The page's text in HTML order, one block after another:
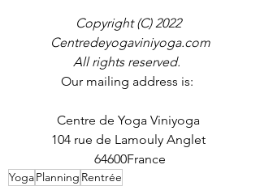
Copyright (C) 2022
Centredeyogaviniyoga.com
All rights reserved.
Our mailing address is:
Centre de Yoga Viniyoga
104 rue de Lamouly Anglet
64600France
YogaPlanning Rentrée